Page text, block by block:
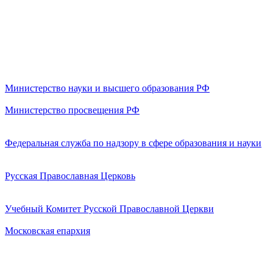
Министерство науки и высшего образования РФ
Министерство просвещения РФ
Федеральная служба по надзору в сфере образования и науки
Русская Православная Церковь
Учебный Комитет Русской Православной Церкви
Московская епархия